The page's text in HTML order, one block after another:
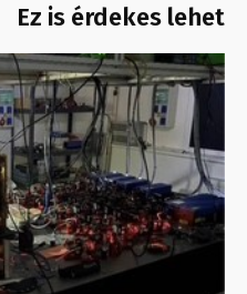
Ez is érdekes lehet